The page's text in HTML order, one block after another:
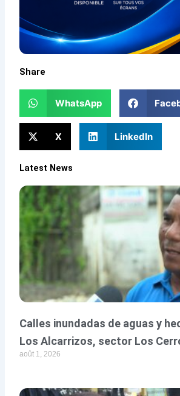
Share
WhatsApp
X LinkedIn
Latest News
Calles inundadas de aguas y
Los Alcarrizos, sector Los
août 1, 2026